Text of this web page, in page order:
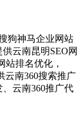
狗神马企业网站
云南昆明SEO网
站排名优化，
云南360搜索推广
云南360推广代